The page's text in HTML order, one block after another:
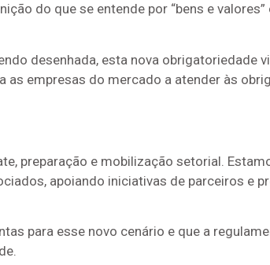
do que se entende por “bens e
desenhada, esta nova obrigatoriedade
as empresas do mercado a atender às
preparação e mobilização setorial.
apoiando iniciativas de parceiros e
para esse novo cenário e que a